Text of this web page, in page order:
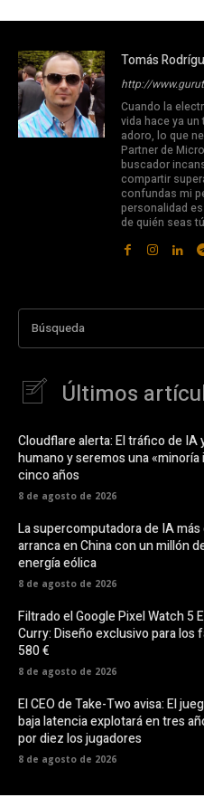
Tomás
http://
Cuando la
vida hace ya
adoro, lo que
Partner de
buscador
compartir
confundas mi
personalidad
de quién seas
Búsqueda
Últimos
Cloudflare alerta: El tráfico de IA
humano y seremos una
cinco años
8 de agosto de 2026
La supercomputadora de IA
arranca en China con un millón
energía eólica
8 de agosto de 2026
Filtrado el Google Pixel Watch 5
Curry: Diseño exclusivo para los
580 €
8 de agosto de 2026
El CEO de Take-Two avisa: El
baja latencia explotará en tres
por diez los jugadores
8 de agosto de 2026